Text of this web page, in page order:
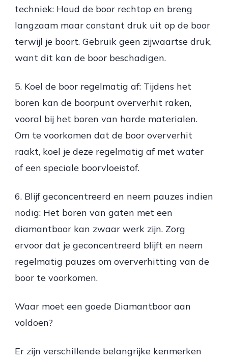
techniek: Houd de boor rechtop en breng
langzaam maar constant druk uit op de boor
terwijl je boort. Gebruik geen zijwaartse druk,
want dit kan de boor beschadigen.
5. Koel de boor regelmatig af: Tijdens het
boren kan de boorpunt oververhit raken,
vooral bij het boren van harde materialen.
Om te voorkomen dat de boor oververhit
raakt, koel je deze regelmatig af met water
of een speciale boorvloeistof.
6. Blijf geconcentreerd en neem pauzes indien
nodig: Het boren van gaten met een
diamantboor kan zwaar werk zijn. Zorg
ervoor dat je geconcentreerd blijft en neem
regelmatig pauzes om oververhitting van de
boor te voorkomen.
Waar moet een goede Diamantboor aan
voldoen?
Er zijn verschillende belangrijke kenmerken